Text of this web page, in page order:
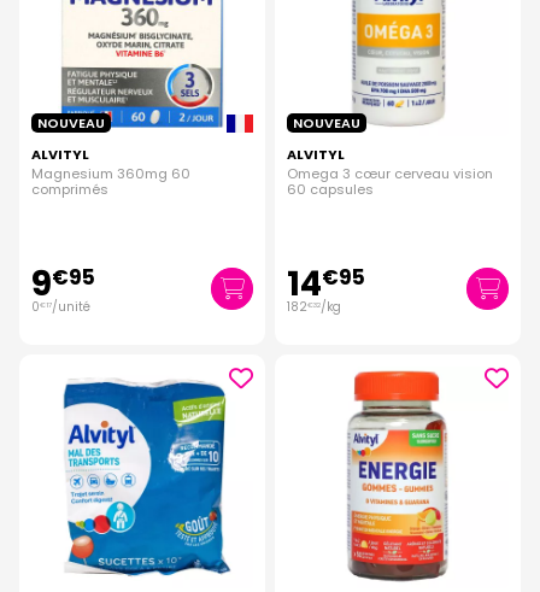
NOUVEAU
ALVITYL
Magnesium 360mg 60
comprimés
9€95
0€ 17/unité
NOUVEAU
ALVITYL
Omega 3 cœur cerveau vision
60 capsules
14€95
182€32/kg